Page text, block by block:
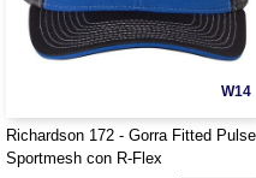
W14
Richardson 172 - Gorra Fitted Pulse
Sportmesh con R-Flex